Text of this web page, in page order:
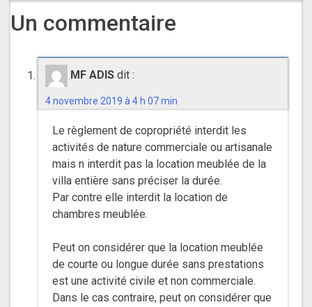
Un commentaire
MF ADIS dit :
4 novembre 2019 à 4 h 07 min
Le règlement de copropriété interdit les
activités de nature commerciale ou artisanale
mais n interdit pas la location meublée de la
villa entière sans préciser la durée.
Par contre elle interdit la location de
chambres meublée.
Peut on considérer que la location meublée
de courte ou longue durée sans prestations
est une activité civile et non commerciale.
Dans le cas contraire, peut on considérer que